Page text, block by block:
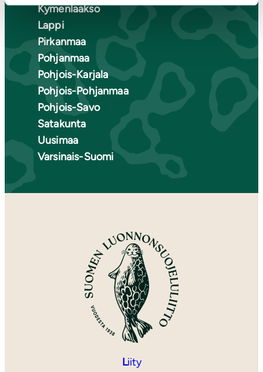
Kymenlaakso
Lappi
Pirkanmaa
Pohjanmaa
Pohjois-Karjala
Pohjois-Pohjanmaa
Pohjois-Savo
Satakunta
Uusimaa
Varsinais-Suomi
Liity